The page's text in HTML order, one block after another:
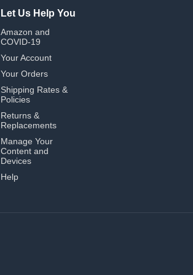
Let Us Help You
Amazon and
COVID-19
Your Account
Your Orders
Shipping Rates &
Policies
Returns &
Replacements
Manage Your
Content and
Devices
Help